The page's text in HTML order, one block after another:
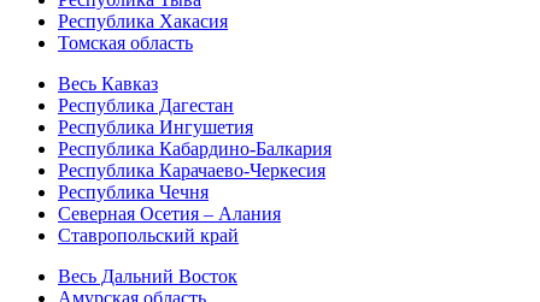
Республика Хакасия
Томская область
Весь Кавказ
Республика Дагестан
Республика Ингушетия
Республика Кабардино-Балкария
Республика Карачаево-Черкесия
Республика Чечня
Северная Осетия – Алания
Ставропольский край
Весь Дальний Восток
Амурская область